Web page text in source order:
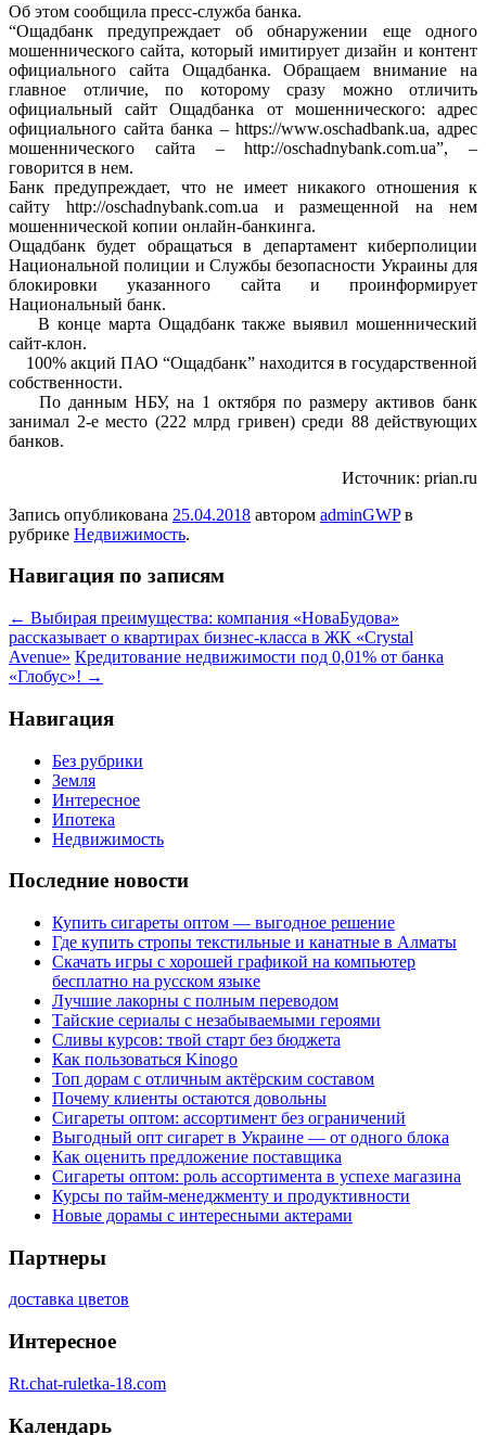
Oб этом сообщила пресс-служба банка.
“Ощадбанк предупреждает об обнаружении еще одного
мошеннического сайта, который имитирует дизайн и контент
официального сайта Ощадбанка. Обращаем внимание на
главное отличие, по которому сразу можно отличить
официальный сайт Ощадбанка от мошеннического: адрес
официального сайта банка –https://www.oschadbank.ua, адрес
мошеннического сайта – http://oschadnybank.com.ua”, –
говорится в нем.
Банк предупреждает, что не имеет никакого отношения к
сайту http://oschadnybank.com.ua и размещенной на нем
мошеннической копии онлайн-банкинга.
Ощадбанк будет обращаться в департамент киберполиции
Национальной полиции и Службы безопасности Украины для
блокировки указанного сайта и проинформирует
Национальный банк.
В конце марта Ощадбанк также выявил мошеннический
сайт-клон.
100% акций ПАО “Ощадбанк” находится в государственной
собственности.
По данным НБУ, на 1 октября по размеру активов банк
занимал 2-е место (222 млрд гривен) среди 88 действующих
банков.
Источник: prian.ru
Запись опубликована 25.04.2018 автором adminGWPв
рубрике Недвижимость.
Навигация по записям
← Выбирая преимущества: компания «НоваБудова»
рассказывает о квартирах бизнес-класса в ЖК «Crystal
Avenue» Кредитование недвижимости под 0,01% от банка
«Глобус»! →
Навигация
Без рубрики
Земля
Интересное
Ипотека
Недвижимость
Последние новости
Купить сигареты оптом — выгодное решение
Где купить стропы текстильные и канатные в Алматы
Скачать игры с хорошей графикой на компьютер
бесплатно на русском языке
Лучшие лакорны с полным переводом
Тайские сериалы с незабываемыми героями
Сливы курсов: твой старт без бюджета
Как пользоваться Kinogo
Топ дорам с отличным актёрским составом
Почему клиенты остаются довольны
Сигареты оптом: ассортимент без ограничений
Выгодный опт сигарет в Украине — от одного блока
Как оценить предложение поставщика
Сигареты оптом: роль ассортимента в успехе магазина
Курсы по тайм-менеджменту и продуктивности
Новые дорамы с интересными актерами
Партнеры
доставка цветов
Интересное
Rt.chat-ruletka-18.com
Календарь